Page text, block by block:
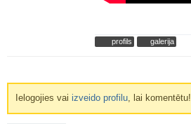
profils galerija
Ielogojies vaiizveido profilu, lai komentētu!